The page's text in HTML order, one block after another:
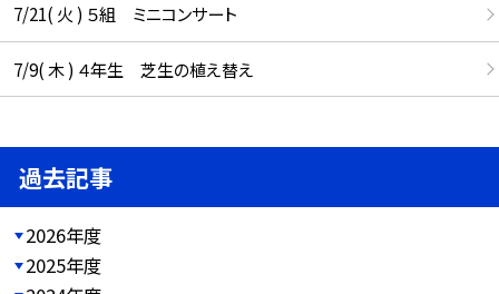
7/21( 火 ) ５組 ミニコンサート
7/9( 木 ) ４年生 芝生の植え替え
過去記事
2026年度
2025年度